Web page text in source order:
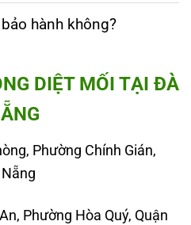
hành không?
DIỆT MỐI TẠI ĐÀ
Phường Chính Gián,
Phường Hòa Quý, Quận